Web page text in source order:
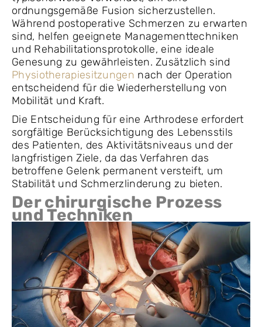
ordnungsgemäße Fusion sicherzustellen.
Während postoperative Schmerzen zu erwarten
sind, helfen geeignete Managementtechniken
und Rehabilitationsprotokolle, eine ideale
Genesung zu gewährleisten. Zusätzlich sind
Physiotherapiesitzungen nach der Operation
entscheidend für die Wiederherstellung von
Mobilität und Kraft.
Die Entscheidung für eine Arthrodese erfordert
sorgfältige Berücksichtigung des Lebensstils
des Patienten, des Aktivitätsniveaus und der
langfristigen Ziele, da das Verfahren das
betroffene Gelenk permanent versteift, um
Stabilität und Schmerzlinderung zu bieten.
Der chirurgische Prozess
und Techniken